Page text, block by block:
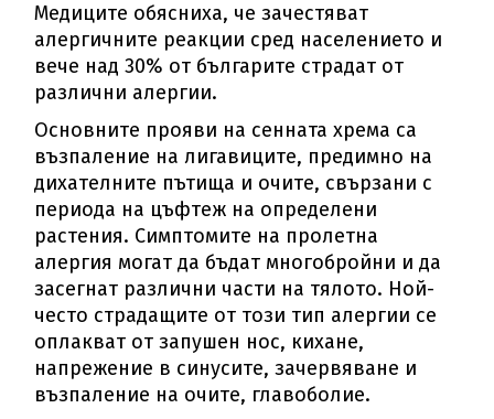
Медиците обясниха, че зачестяват
алергичните реакции сред населението и
вече над 30% от българите страдат от
различни алергии.
Основните прояви на сенната хрема са
възпаление на лигавиците, предимно на
дихателните пътища и очите, свързани с
периода на цъфтеж на определени
растения. Симптомите на пролетна
алергия могат да бъдат многобройни и да
засегнат различни части на тялото. Ной-
често страдащите от този тип алергии се
оплакват от запушен нос, кихане,
напрежение в синусите, зачервяване и
възпаление на очите, главоболие.